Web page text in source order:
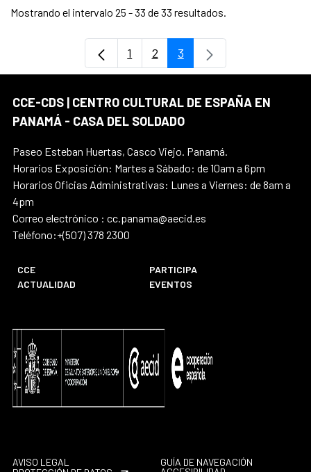
Mostrando el intervalo 25 - 33 de 33 resultados.
Página
1 Página
2 Página
3
CCE-CDS | CENTRO CULTURAL DE ESPAÑA EN
PANAMÁ - CASA DEL SOLDADO
Paseo Esteban Huertas, Casco Viejo. Panamá.
Horarios Exposición: Martes a Sábado: de 10am a 6pm
Horarios Oficias Administrativas: Lunes a Viernes: de 8am a
4pm
Correo electrónico : cc.panama@aecid.es
Teléfono:+(507) 378 2300
CCE
PARTICIPA
ACTUALIDAD
EVENTOS
AVISO LEGAL
GUÍA DE NAVEGACIÓN